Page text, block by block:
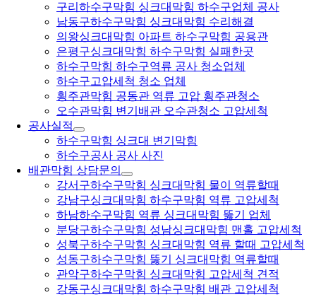
구리하수구막힘 싱크대막힘 하수구업체 공사
남동구하수구막힘 싱크대막힘 수리해결
의왕싱크대막힘 아파트 하수구막힘 공용관
은평구싱크대막힘 하수구막힘 실패한곳
하수구막힘 하수구역류 공사 청소업체
하수구고압세척 청소 업체
횡주관막힘 공동관 역류 고압 횡주관청소
오수관막힘 변기배관 오수관청소 고압세척
공사실적
하수구막힘 싱크대 변기막힘
하수구공사 공사 사진
배관막힘 상담문의
강서구하수구막힘 싱크대막힘 물이 역류할때
강남구싱크대막힘 하수구막힘 역류 고압세척
하남하수구막힘 역류 싱크대막힘 뚫기 업체
분당구하수구막힘 성남싱크대막힘 맨홀 고압세척
성북구하수구막힘 싱크대막힘 역류 할때 고압세척
성동구하수구막힘 뚫기 싱크대막힘 역류할때
관악구하수구막힘 싱크대막힘 고압세척 견적
강동구싱크대막힘 하수구막힘 배관 고압세척